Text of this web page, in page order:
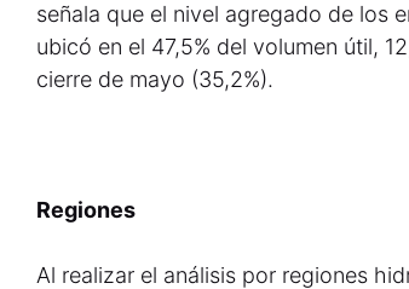
señala que el nivel agregado de los
ubicó en el 47,5% del volumen útil,
cierre de mayo (35,2%).
Regiones
Al realizar el análisis por regiones